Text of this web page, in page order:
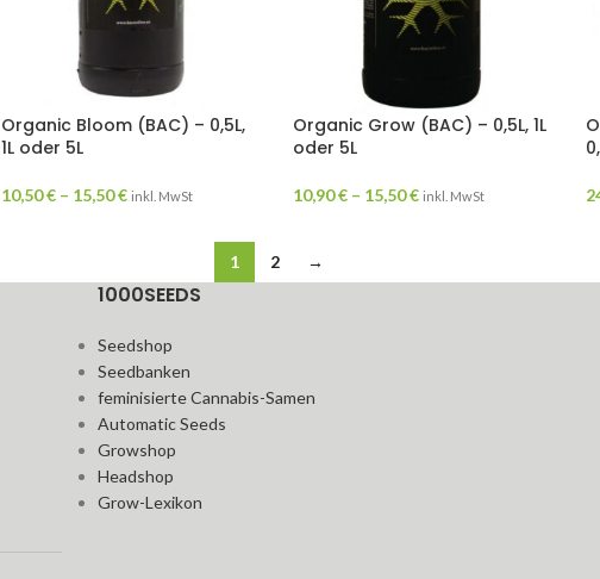
Organic Bloom (BAC) – 0,5L,
1L oder 5L
10,50€ – 15,50€ inkl. MwSt
Organic Grow (BAC) – 0,5L, 1L
oder 5L
10,90€ – 15,50€ inkl. MwSt
1 2 →
1000SEEDS
Seedshop
Seedbanken
feminisierte Cannabis-Samen
Automatic Seeds
Growshop
Headshop
Grow-Lexikon